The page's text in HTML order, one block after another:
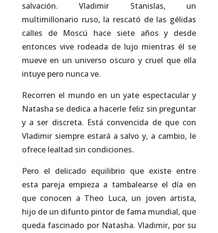
salvación. Vladimir Stanislas, un
multimillonario ruso, la rescató de las gélidas
calles de Moscú hace siete años y desde
entonces vive rodeada de lujo mientras él se
mueve en un universo oscuro y cruel que ella
intuye pero nunca ve.
Recorren el mundo en un yate espectacular y
Natasha se dedica a hacerle feliz sin preguntar
y a ser discreta. Está convencida de que con
Vladimir siempre estará a salvo y, a cambio, le
ofrece lealtad sin condiciones.
Pero el delicado equilibrio que existe entre
esta pareja empieza a tambalearse el día en
que conocen a Theo Luca, un joven artista,
hijo de un difunto pintor de fama mundial, que
queda fascinado por Natasha. Vladimir, por su